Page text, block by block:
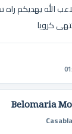
الله يهديكم
كرويا
Belomaria